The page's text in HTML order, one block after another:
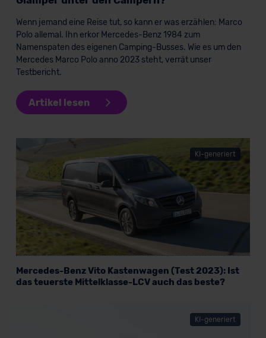
Wenn jemand eine Reise tut, so kann er was erzählen: Marco
Polo allemal. Ihn erkor Mercedes-Benz 1984 zum
Namenspaten des eigenen Camping-Busses. Wie es um den
Mercedes Marco Polo anno 2023 steht, verrät unser
Testbericht.
Artikel lesen
KI-generiert
Mercedes-Benz Vito Kastenwagen (Test 2023): Ist
das teuerste Mittelklasse-LCV auch das beste?
KI-generiert